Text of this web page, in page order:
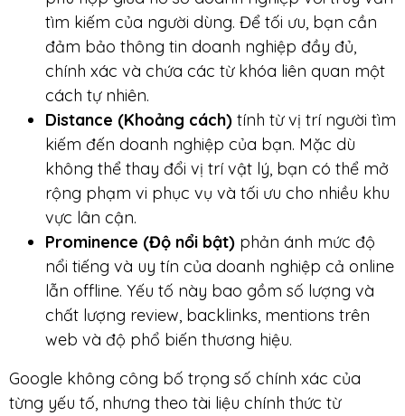
tìm kiếm của người dùng. Để tối ưu, bạn cần
đảm bảo thông tin doanh nghiệp đầy đủ,
chính xác và chứa các từ khóa liên quan một
cách tự nhiên.
Distance (Khoảng cách) tính từ vị trí người tìm
kiếm đến doanh nghiệp của bạn. Mặc dù
không thể thay đổi vị trí vật lý, bạn có thể mở
rộng phạm vi phục vụ và tối ưu cho nhiều khu
vực lân cận.
Prominence (Độ nổi bật) phản ánh mức độ
nổi tiếng và uy tín của doanh nghiệp cả online
lẫn offline. Yếu tố này bao gồm số lượng và
chất lượng review, backlinks, mentions trên
web và độ phổ biến thương hiệu.
Google không công bố trọng số chính xác của
từng yếu tố, nhưng theo tài liệu chính thức từ